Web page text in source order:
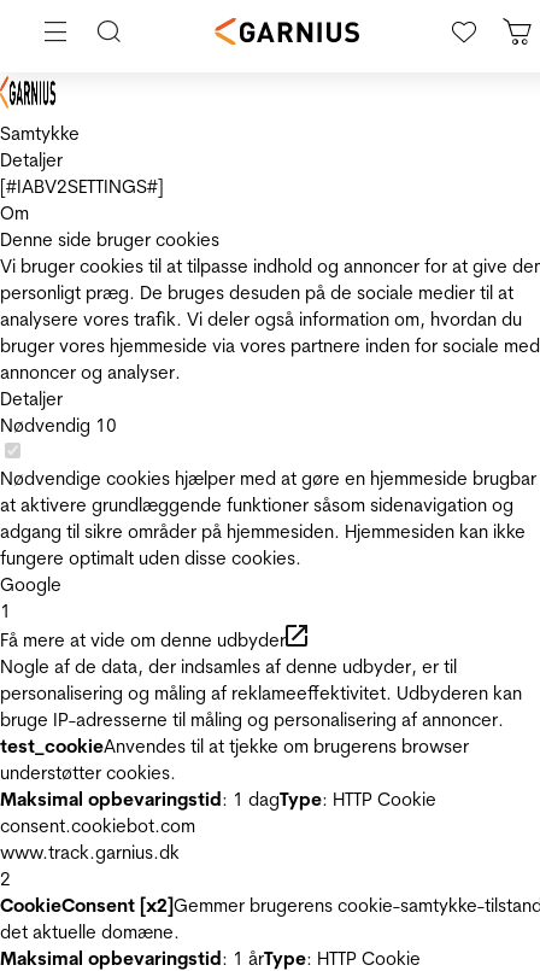
Samtykke
Detaljer
[#IABV2SETTINGS#]
Om
Denne side bruger cookies
Vi bruger cookies til at tilpasse indhold og annoncer for at give
personligt præg. De bruges desuden på de sociale medier til at
analysere vores trafik. Vi deler også information om, hvordan du
bruger vores hjemmeside via vores partnere inden for sociale
annoncer og analyser.
Detaljer
Nødvendig 10
Nødvendige cookies hjælper med at gøre en hjemmeside
at aktivere grundlæggende funktioner såsom sidenavigation og
adgang til sikre områder på hjemmesiden. Hjemmesiden kan ikke
fungere optimalt uden disse cookies.
Google
1
Få mere at vide om denne udbyder
Nogle af de data, der indsamles af denne udbyder, er til
personalisering og måling af reklameeffektivitet. Udbyderen kan
bruge IP-adresserne til måling og personalisering af annoncer.
test_cookieAnvendes til at tjekke om brugerens browser
understøtter cookies.
Maksimal opbevaringstid: 1 dagType: HTTP Cookie
consent.cookiebot.com
www.track.garnius.dk
2
CookieConsent [x2]Gemmer brugerens cookie-samtykke-
det aktuelle domæne.
Maksimal opbevaringstid: 1 årType: HTTP Cookie